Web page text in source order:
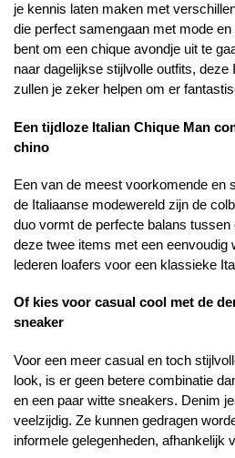
je kennis laten maken met
die perfect samengaan met mode
bent om een chique avondje uit te
naar dagelijkse stijlvolle outfits, deze
zullen je zeker helpen om er
Een tijdloze Italian Chique Man
chino
Een van de meest voorkomende en
de Italiaanse modewereld zijn de
duo vormt de perfecte balans
deze twee items met een eenvoudig
lederen loafers voor een klassieke
Of kies voor casual cool met de
sneaker
Voor een meer casual en toch
look, is er geen betere combinatie
en een paar witte sneakers. Denim
veelzijdig. Ze kunnen gedragen
informele gelegenheden, afhankelijk